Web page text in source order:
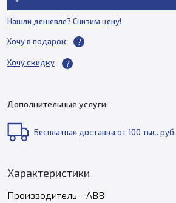
Нашли дешевле? Снизим цену!
Хочу в подарок
Хочу скидку
Дополнительные услуги:
Бесплатная доставка от 100 тыс. руб.
Характеристики
Производитель - ABB